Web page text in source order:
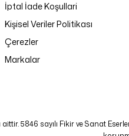
İptal İade Koşullari
Kişisel Veriler Politikası
Çerezler
Markalar
5846 sayılı Fikir ve Sanat